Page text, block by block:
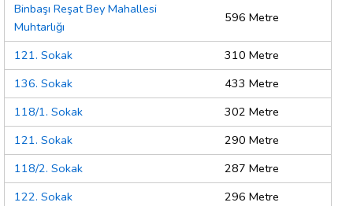
Binbaşı Reşat Bey Mahallesi
Muhtarlığı
596 Metre
121. Sokak
310 Metre
136. Sokak
433 Metre
118/1. Sokak
302 Metre
121. Sokak
290 Metre
118/2. Sokak
287 Metre
122. Sokak
296 Metre